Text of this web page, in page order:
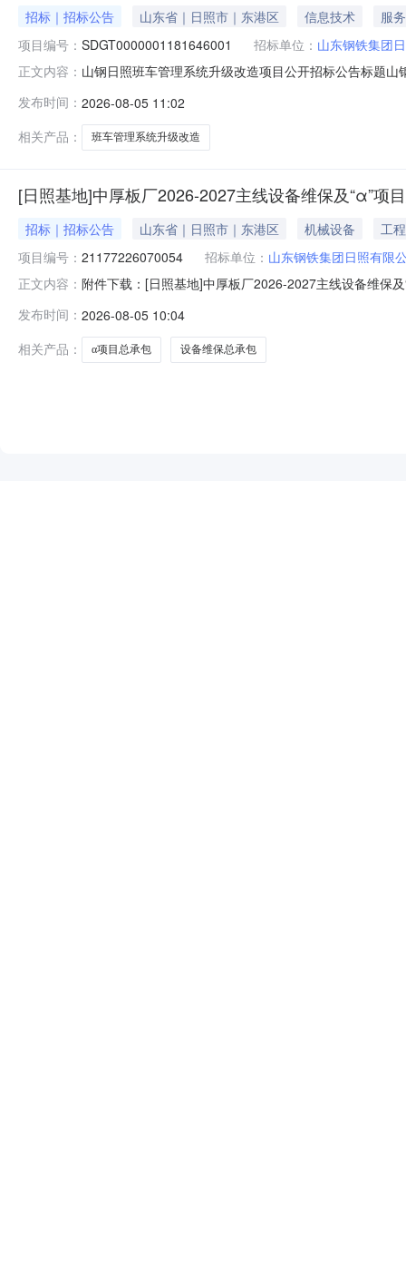
招标｜招标公告 山东省｜日照市｜东港区 信息技术
服务
项目编号： SDGT0000001181646001 招标单位： 山东钢铁集团
正文内容： 山钢日照班车管理系统升级改造项目公开招标公告标题
购方式：公开招标4、采购内容：山钢日照班车管理系统
信
发布时间： 2026-08-05 11:02
相关产品：
班车管理系统升级改造
[日照基地]中厚板厂2026-2027主线设备维保及“α”项
招标｜招标公告 山东省｜日照市｜东港区 机械设备
工程
项目编号： 21177226070054 招标单位： 山东钢铁集团日照有限
正文内容： 附件下载：[日照基地]中厚板厂2026-2027主线设备维保
发布时间： 2026-08-05 10:04
相关产品：
α项目总承包 设备维保总承包